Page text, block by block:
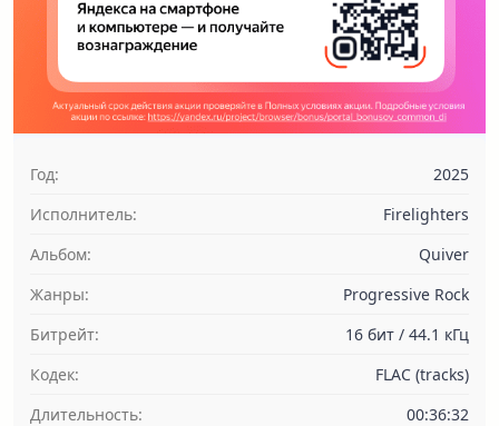
Год:
2025
Исполнитель:
Firelighters
Альбом:
Quiver
Жанры:
Progressive Rock
Битрейт:
16 бит / 44.1 кГц
Кодек:
FLAC (tracks)
Длительность:
00:36:32